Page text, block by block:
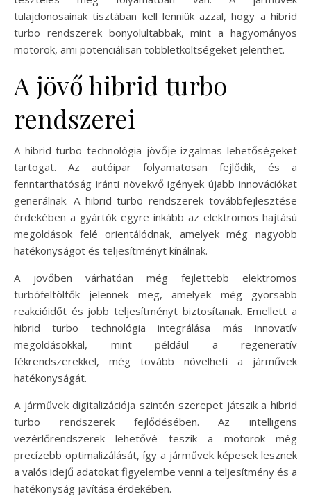
tulajdonosainak tisztában kell lenniük azzal, hogy a hibrid
turbo rendszerek bonyolultabbak, mint a hagyományos
motorok, ami potenciálisan többletköltségeket jelenthet.
A jövő hibrid turbo
rendszerei
A hibrid turbo technológia jövője izgalmas lehetőségeket
tartogat. Az autóipar folyamatosan fejlődik, és a
fenntarthatóság iránti növekvő igények újabb innovációkat
generálnak. A hibrid turbo rendszerek továbbfejlesztése
érdekében a gyártók egyre inkább az elektromos hajtású
megoldások felé orientálódnak, amelyek még nagyobb
hatékonyságot és teljesítményt kínálnak.
A jövőben várhatóan még fejlettebb elektromos
turbófeltöltők jelennek meg, amelyek még gyorsabb
reakcióidőt és jobb teljesítményt biztosítanak. Emellett a
hibrid turbo technológia integrálása más innovatív
megoldásokkal, mint például a regeneratív
fékrendszerekkel, még tovább növelheti a járművek
hatékonyságát.
A járművek digitalizációja szintén szerepet játszik a hibrid
turbo rendszerek fejlődésében. Az intelligens
vezérlőrendszerek lehetővé teszik a motorok még
precízebb optimalizálását, így a járművek képesek lesznek
a valós idejű adatokat figyelembe venni a teljesítmény és a
hatékonyság javítása érdekében.